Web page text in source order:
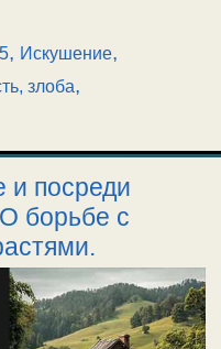
, Искушение,
злоба,
и посреди
борьбе с